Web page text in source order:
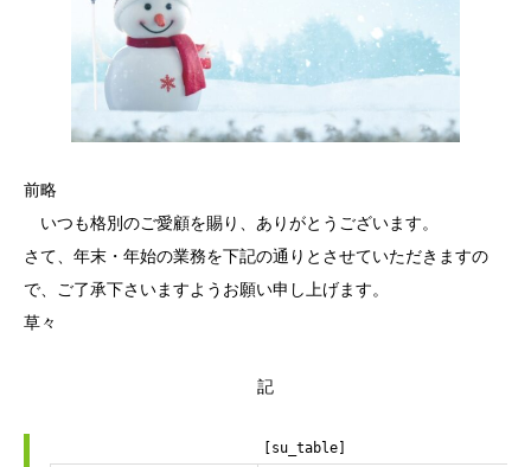
前略
いつも格別のご愛顧を賜り、ありがとうございます。
さて、年末・年始の業務を下記の通りとさせていただきますの
で、ご了承下さいますようお願い申し上げます。
草々
記
[su_table]